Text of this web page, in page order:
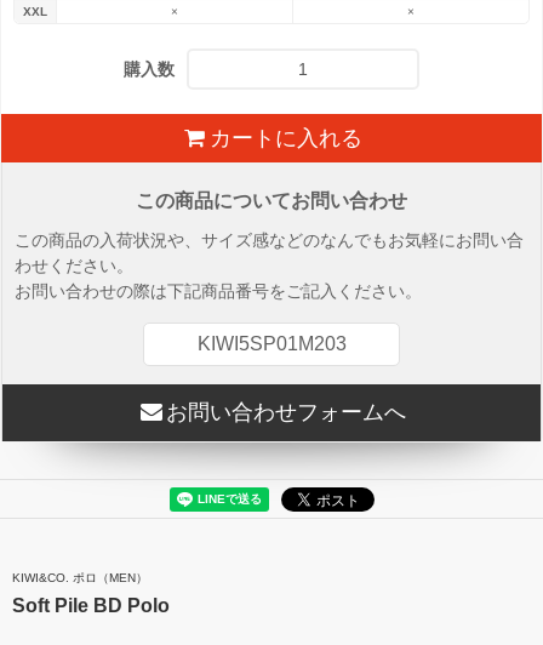
XXL
× ×
購入数
カートに入れる
この商品についてお問い合わせ
この商品の入荷状況や、サイズ感などのなんでもお気軽にお問い合
わせください。
お問い合わせの際は下記商品番号をご記入ください。
KIWI5SP01M203
お問い合わせフォームへ
KIWI&CO. ポロ（MEN）
Soft Pile BD Polo